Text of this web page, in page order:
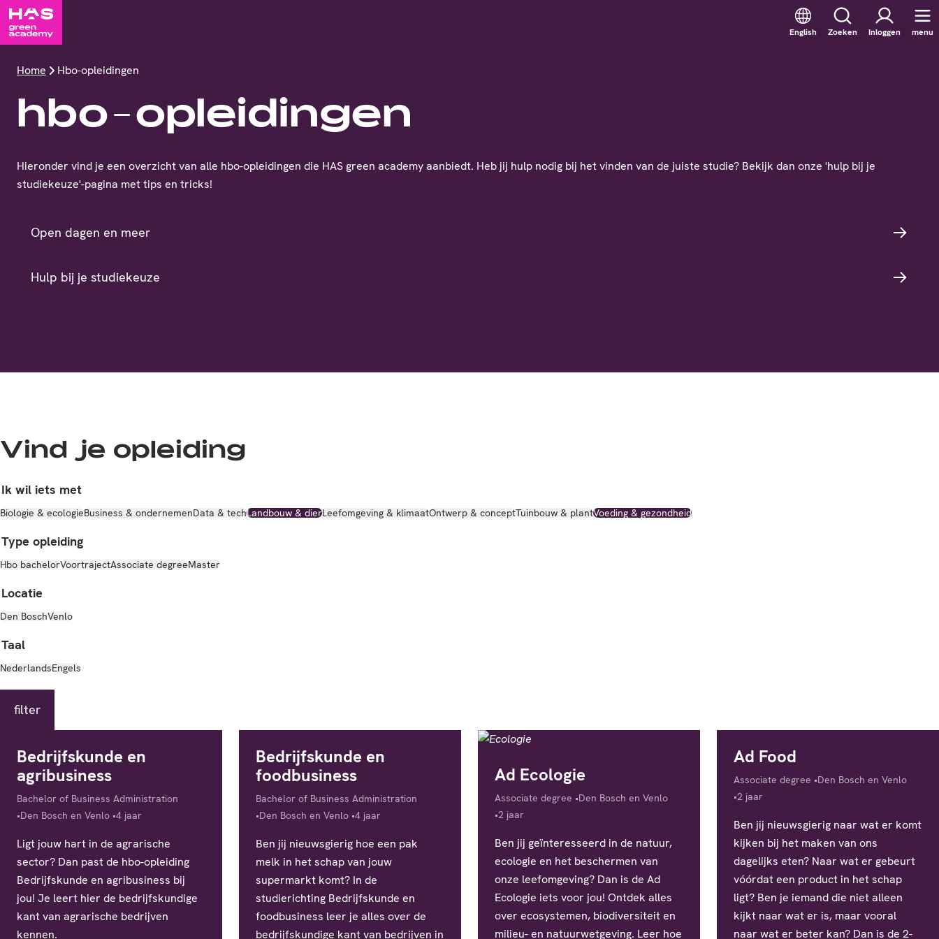
English Zoeken Inloggen menu
Home Hbo-opleidingen
hbo-opleidingen
Hieronder vind je een overzicht van alle hbo-opleidingen die HAS green academy aanbiedt. Heb jij hulp nodig bij het vinden van de juiste studie? Bekijk dan onze 'hulp bij je
studiekeuze'-pagina met tips en tricks!
Open dagen en meer
Hulp bij je studiekeuze
Vind je opleiding
Ik wil iets met
Biologie & ecologieBusiness & ondernemenData & techLandbouw & dierLeefomgeving & klimaatOntwerp & conceptTuinbouw & plantVoeding & gezondheid
Type opleiding
Hbo bachelorVoortrajectAssociate degreeMaster
Locatie
Den BoschVenlo
Taal
NederlandsEngels
filter
Bedrijfskunde en
agribusiness
Diploma
Bachelor of Business Administration
Locatie
Den Bosch en Venlo Studieduur
4 jaar
Ligt jouw hart in de agrarische
sector? Dan past de hbo-opleiding
Bedrijfskunde en agribusiness bij
jou! Je leert hier de bedrijfskundige
kant van agrarische bedrijven
kennen.
Bedrijfskunde en
foodbusiness
Diploma
Bachelor of Business Administration
Locatie
Den Bosch en Venlo Studieduur
4 jaar
Ben jij nieuwsgierig hoe een pak
melk in het schap van jouw
supermarkt komt? In de
studierichting Bedrijfskunde en
foodbusiness leer je alles over de
bedrijfskundige kant van bedrijven in
Ad Ecologie
Diploma
Associate degree Locatie
Den Bosch en Venlo
Studieduur
2 jaar
Ben jij geïnteresseerd in de natuur,
ecologie en het beschermen van
onze leefomgeving? Dan is de Ad
Ecologie iets voor jou! Ontdek alles
over ecosystemen, biodiversiteit en
milieu- en natuurwetgeving. Leer hoe
Ad Food
Diploma
Associate degree Locatie
Den Bosch en Venlo
Studieduur
2 jaar
Ben jij nieuwsgierig naar wat er komt
kijken bij het maken van ons
dagelijks eten? Naar wat er gebeurt
vóórdat een product in het schap
ligt? Ben je iemand die niet alleen
kijkt naar wat er is, maar vooral
naar wat er beter kan? Dan is de 2-